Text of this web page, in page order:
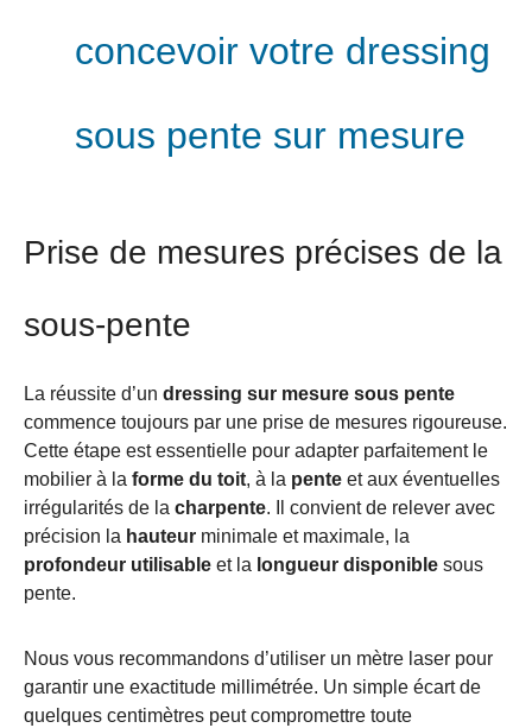
concevoir votre dressing
sous pente sur mesure
Prise de mesures précises de la
sous-pente
La réussite d’un dressing sur mesure sous pente
commence toujours par une prise de mesures rigoureuse.
Cette étape est essentielle pour adapter parfaitement le
mobilier à la forme du toit, à la pente et aux éventuelles
irrégularités de la charpente. Il convient de relever avec
précision la hauteur minimale et maximale, la
profondeur utilisable et la longueur disponible sous
pente.
Nous vous recommandons d’utiliser un mètre laser pour
garantir une exactitude millimétrée. Un simple écart de
quelques centimètres peut compromettre toute